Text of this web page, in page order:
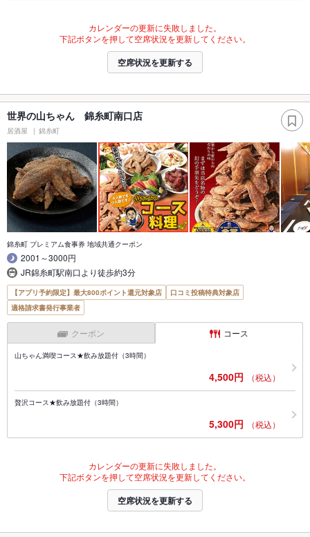
カレンダーの更新に失敗しました。
下記ボタンを押して空席状況を更新してください。
空席状況を更新する
世界の山ちゃん 錦糸町南口店
居酒屋 錦糸町
錦糸町 プレミアム食事券 地域共通クーポン
2001～3000円
JR錦糸町駅南口より徒歩約3分
【アプリ予約限定】最大800ポイント還元対象店
口コミ投稿特典対象店
適格請求書発行事業者
クーポン コース
山ちゃん満喫コース★飲み放題付（3時間）
4,500円 （税込）
贅沢コース★飲み放題付（3時間）
5,300円 （税込）
カレンダーの更新に失敗しました。
下記ボタンを押して空席状況を更新してください。
空席状況を更新する